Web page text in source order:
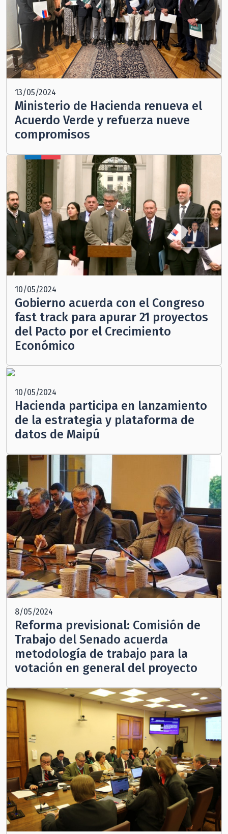
13/05/2024
Ministerio de Hacienda renueva el
Acuerdo Verde y refuerza nueve
compromisos
10/05/2024
Gobierno acuerda con el Congreso
fast track para apurar 21 proyectos
del Pacto por el Crecimiento
Económico
10/05/2024
Hacienda participa en lanzamiento
de la estrategia y plataforma de
datos de Maipú
8/05/2024
Reforma previsional: Comisión de
Trabajo del Senado acuerda
metodología de trabajo para la
votación en general del proyecto